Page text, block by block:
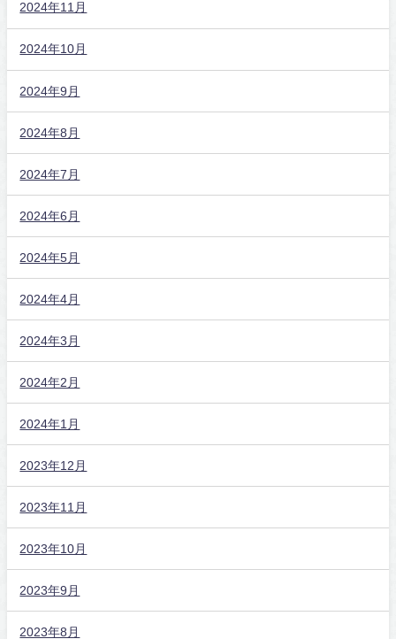
2024年11月
2024年10月
2024年9月
2024年8月
2024年7月
2024年6月
2024年5月
2024年4月
2024年3月
2024年2月
2024年1月
2023年12月
2023年11月
2023年10月
2023年9月
2023年8月